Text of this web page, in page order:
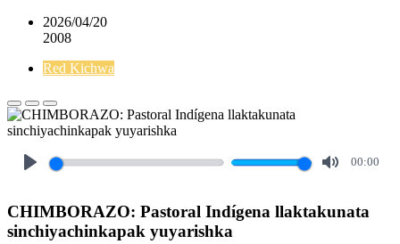
2026/04/20
2008
Red Kichwa
00:00
CHIMBORAZO: Pastoral Indígena llaktakunata
sinchiyachinkapak yuyarishka